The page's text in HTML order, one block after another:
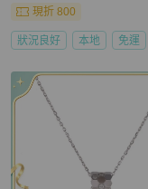
現折 800
狀況良好 本地 免運